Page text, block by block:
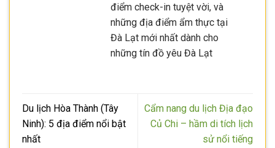
điểm check-in tuyệt vời, và
những địa điểm ẩm thực tại
Đà Lạt mới nhất dành cho
những tín đồ yêu Đà Lạt
Du lịch Hòa Thành (Tây
Ninh): 5 địa điểm nổi bật
nhất
Cẩm nang du lịch Địa đạo
Củ Chi – hầm di tích lịch
sử nổi tiếng